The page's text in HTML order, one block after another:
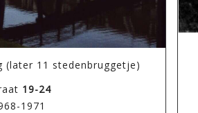
(later 11 stedenbruggetje)
19-24
1971